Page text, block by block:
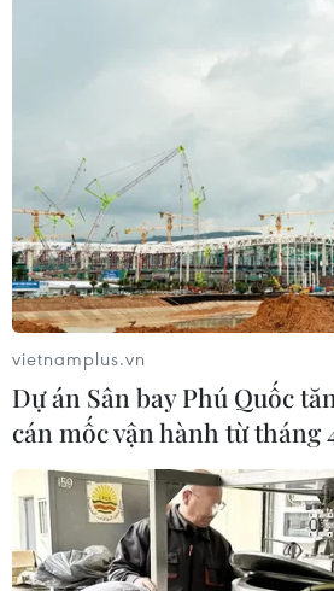
vietnamplus.vn
Dự án Sân bay Phú Quốc
cán mốc vận hành từ tháng